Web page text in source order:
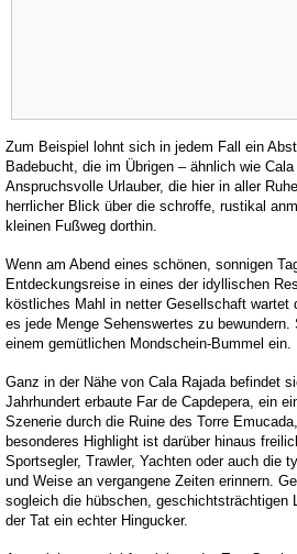
Zum Beispiel lohnt sich in jedem Fall ein
Badebucht, die im Übrigen – ähnlich wie
Anspruchsvolle Urlauber, die hier in aller
herrlicher Blick über die schroffe, rustikal
kleinen Fußweg dorthin.
Wenn am Abend eines schönen, sonnigen
Entdeckungsreise in eines der idyllischen
köstliches Mahl in netter Gesellschaft
es jede Menge Sehenswertes zu
einem gemütlichen Mondschein-Bummel ein.
Ganz in der Nähe von Cala Rajada befindet
Jahrhundert erbaute Far de Capdepera, ein
Szenerie durch die Ruine des Torre
besonderes Highlight ist darüber hinaus
Sportsegler, Trawler, Yachten oder auch die
und Weise an vergangene Zeiten erinnern.
sogleich die hübschen, geschichtsträchtigen
der Tat ein echter Hingucker.